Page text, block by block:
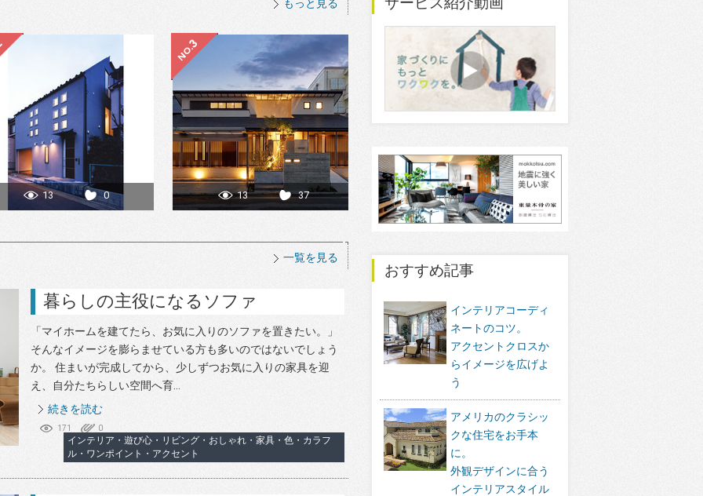
もっと見る
13 0 13 37
一覧を見る
暮らしの主役になるソファ
「マイホームを建てたら、お気に入りのソファを置きたい。」
そんなイメージを膨らませている方も多いのではないでしょう
か。 住まいが完成してから、少しずつお気に入りの家具を迎
え、自分たちらしい空間へ育...
続きを読む
171 0
インテリア・遊び心・リビング・おしゃれ・家具・色・カラフ
ル・ワンポイント・アクセント
おすすめ記事
インテリアコーディ
ネートのコツ。
アクセントクロスか
らイメージを広げよ
う
アメリカのクラシッ
クな住宅をお手本
に。
外観デザインに合う
インテリアスタイル